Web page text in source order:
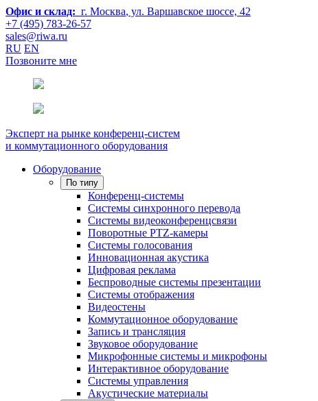
Офис и склад: г. Москва, ул. Варшавское шоссе, 42
+7 (495) 783-26-57
sales@riwa.ru
RU EN
Позвоните мне
Эксперт на рынке конференц-систем
и коммутационного оборудования
Оборудование
По типу
Конференц-системы
Системы синхронного перевода
Системы видеоконференцсвязи
Поворотные PTZ-камеры
Системы голосования
Инновационная акустика
Цифровая реклама
Беспроводные системы презентации
Системы отображения
Видеостены
Коммутационное оборудование
Запись и трансляция
Звуковое оборудование
Микрофонные системы и микрофоны
Интерактивное оборудование
Системы управления
Акустические материалы